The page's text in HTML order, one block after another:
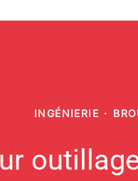
INGÉNIERIE ·